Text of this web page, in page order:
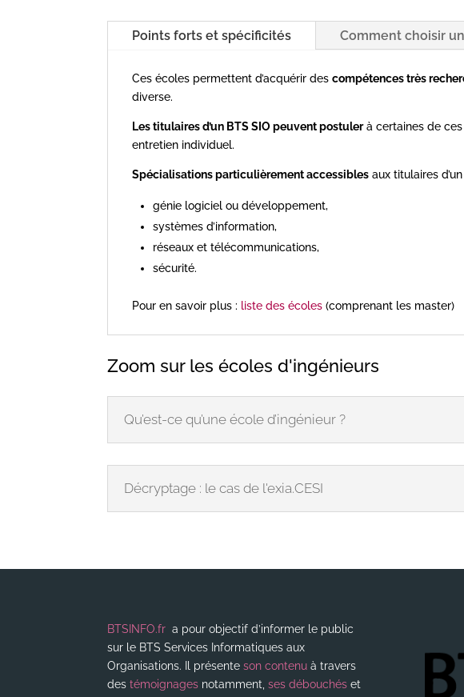
Points forts et spécificités Comment choisir
Ces écoles permettent d’acquérir descompétences très
diverse.
Les titulaires d’un BTS SIO peuvent postulerà certaines de
entretien individuel.
Spécialisations particulièrement accessibles aux titulaires
génie logiciel ou développement,
systèmes d’information,
réseaux et télécommunications,
sécurité.
Pour en savoir plus : liste des écoles (comprenant les master)
Zoom sur les écoles d'ingénieurs
Qu’est-ce qu’une école d’ingénieur ?
Décryptage : le cas de l'exia.CESI
BTSINFO.fr a pour objectif d’informer le public
sur le BTS Services Informatiques aux
Organisations. Il présenteson contenu à travers
destémoignages notamment,ses débouchés et